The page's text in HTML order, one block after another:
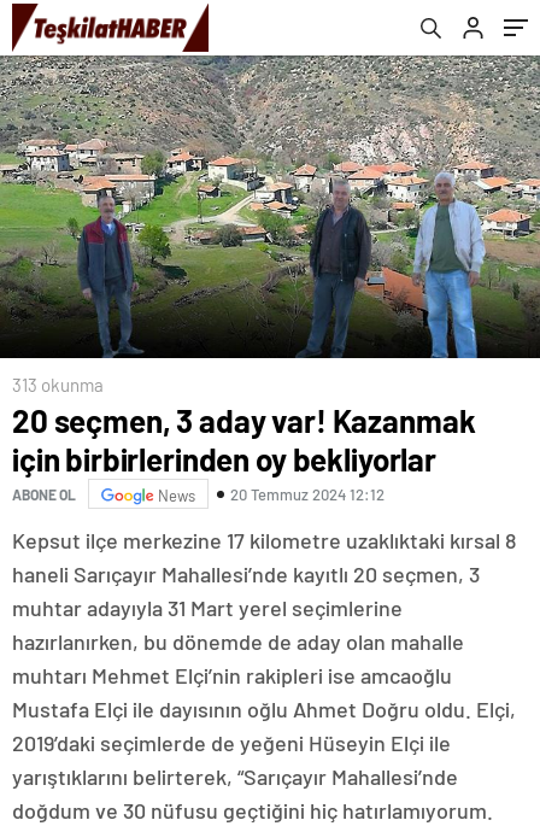
313 okunma
20 seçmen, 3 aday var! Kazanmak
için birbirlerinden oy bekliyorlar
ABONE OL News 20 Temmuz 2024 12:12
Kepsut ilçe merkezine 17 kilometre uzaklıktaki kırsal 8
haneli Sarıçayır Mahallesi’nde kayıtlı 20 seçmen, 3
muhtar adayıyla 31 Mart yerel seçimlerine
hazırlanırken, bu dönemde de aday olan mahalle
muhtarı Mehmet Elçi’nin rakipleri ise amcaoğlu
Mustafa Elçi ile dayısının oğlu Ahmet Doğru oldu. Elçi,
2019’daki seçimlerde de yeğeni Hüseyin Elçi ile
yarıştıklarını belirterek, “Sarıçayır Mahallesi’nde
doğdum ve 30 nüfusu geçtiğini hiç hatırlamıyorum.